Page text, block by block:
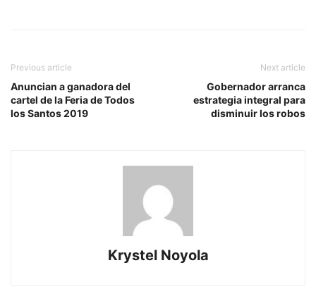
Previous article
Anuncian a ganadora del
cartel de la Feria de Todos
los Santos 2019
Next article
Gobernador arranca
estrategia integral para
disminuir los robos
Krystel Noyola